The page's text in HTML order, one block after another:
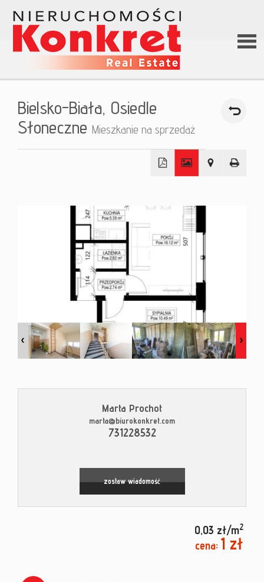
O
Bielsko-Biała, Osiedle
Słoneczne Mieszkanie na sprzedaż
Leaflet © MapTiler
Marta Prochot
marta@biurokonkret.com
731228532
zostaw wiadomość
0,03 zł/m2
cena: 1 zł